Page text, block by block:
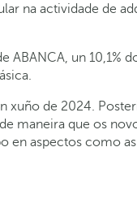
na actividade de
un 10,1%
xuño de 2024.
maneira que os
en aspectos como